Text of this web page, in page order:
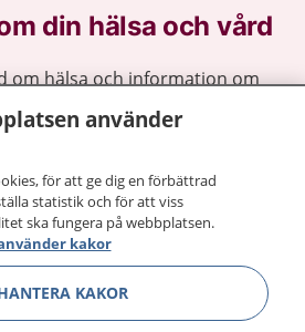
din hälsa och vård
om hälsa och information om
du kan kontakta.
journal och göra dina
1177 för
dygnet runt.
du vill må bättre.
använder
för att ge dig en förbättrad
statistik och för att viss
ska fungera på webbplatsen.
kakor
KAKOR